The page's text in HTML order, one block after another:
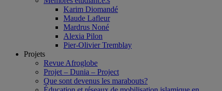
Karim Diomandé
Maude Lafleur
Mardrus Noné
Alexia Pilon
Pier-Olivier Tremblay
Projets
Revue Afroglobe
Projet – Dunia – Project
Que sont devenus les marabouts?